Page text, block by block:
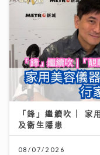
「鋒」繼續吹 | 家
及衞生隱患
08/07/2026